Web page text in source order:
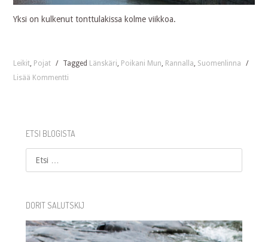
Yksi on kulkenut tonttulakissa kolme viikkoa.
Leikit, Pojat / Tagged Länskäri, Poikani Mun, Rannalla, Suomenlinna
/
Lisää Kommentti
ETSI BLOGISTA
Etsi
DORIT SALUTSKIJ